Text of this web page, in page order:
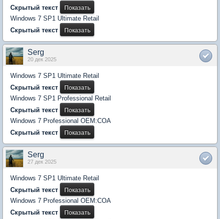
Скрытый текст
Windows 7 SP1 Ultimate Retail
Скрытый текст
Serg
20 дек 2025
Windows 7 SP1 Ultimate Retail
Скрытый текст
Windows 7 SP1 Professional Retail
Скрытый текст
Windows 7 Professional OEM:COA
Скрытый текст
Serg
27 дек 2025
Windows 7 SP1 Ultimate Retail
Скрытый текст
Windows 7 Professional OEM:COA
Скрытый текст